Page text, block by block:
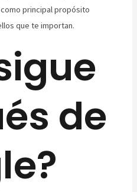
principal propósito
que te importan.
de